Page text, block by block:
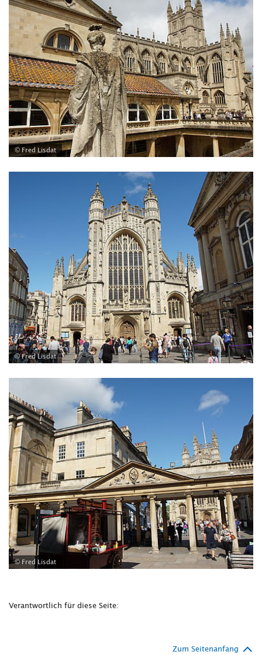
© Fred Lisdat
© Fred Lisdat
© Fred Lisdat
Verantwortlich für diese Seite:
Zum Seitenanfang